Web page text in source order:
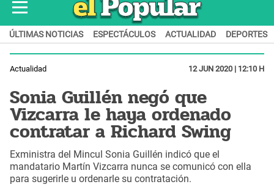
ÚLTIMAS NOTICIAS ESPECTÁCULOS ACTUALIDAD DEPORTES
Actualidad 12 JUN 2020 | 12:10 H
Sonia Guillén negó que
Vizcarra le haya ordenado
contratar a Richard Swing
Exministra del Mincul Sonia Guillén indicó que el
mandatario Martín Vizcarra nunca se comunicó con ella
para sugerirle u ordenarle su contratación.